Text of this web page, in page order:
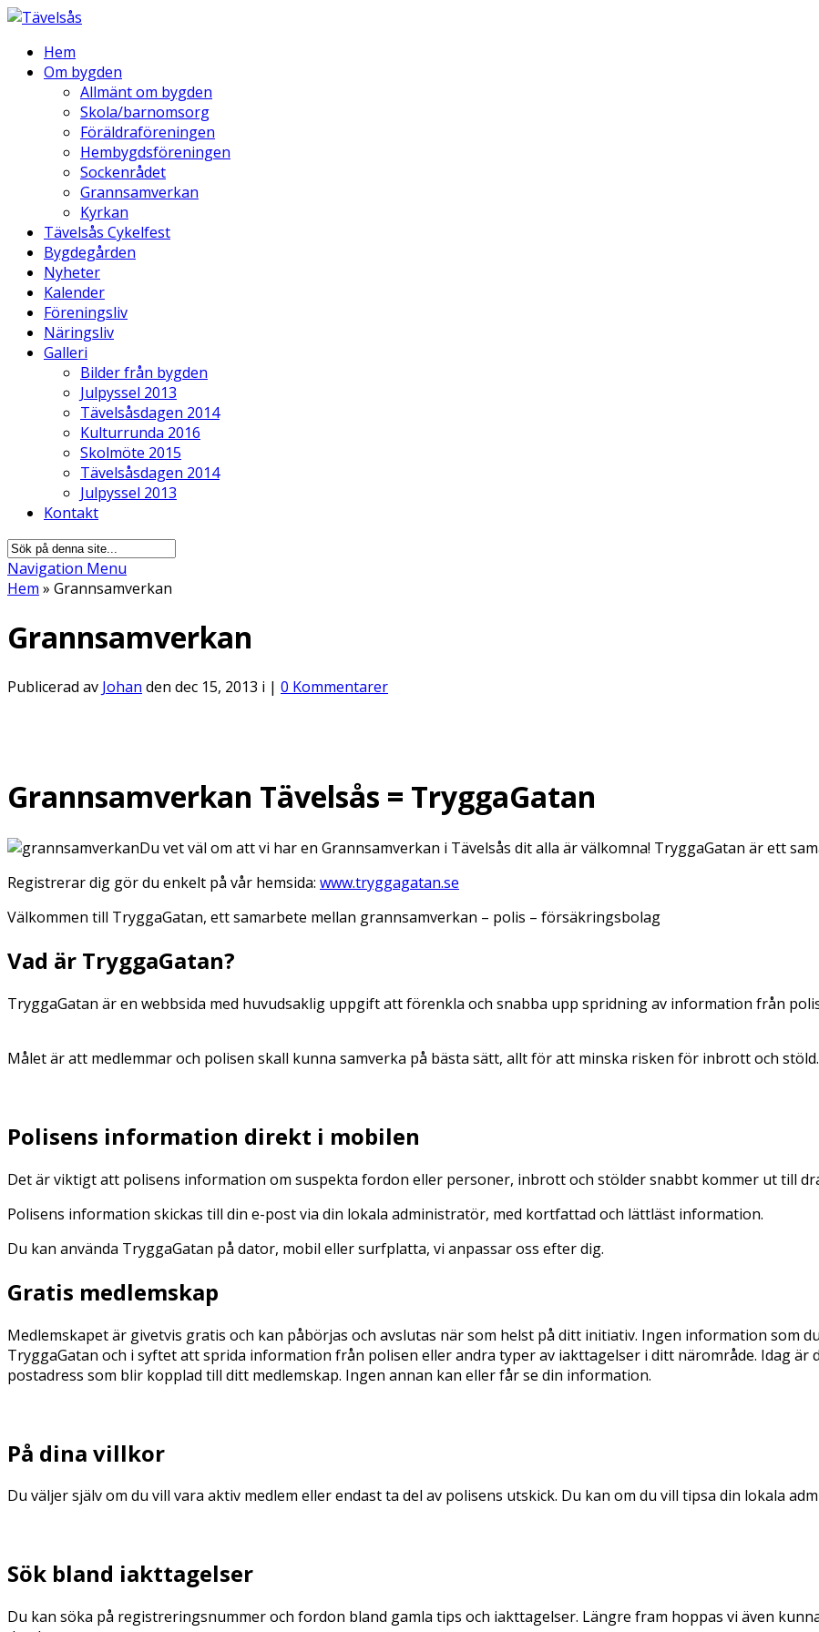
Hem
Om bygden
Allmänt om bygden
Skola/barnomsorg
Föräldraföreningen
Hembygdsföreningen
Sockenrådet
Grannsamverkan
Kyrkan
Tävelsås Cykelfest
Bygdegården
Nyheter
Kalender
Föreningsliv
Näringsliv
Galleri
Bilder från bygden
Julpyssel 2013
Tävelsåsdagen 2014
Kulturrunda 2016
Skolmöte 2015
Tävelsåsdagen 2014
Julpyssel 2013
Kontakt
Navigation Menu
Hem » Grannsamverkan
Grannsamverkan
Publicerad av Johan den dec 15, 2013 i | 0 Kommentarer
Grannsamverkan Tävelsås = TryggaGatan
Du vet väl om att vi har en Grannsamverkan i Tävelsås dit alla är välkomna! TryggaGatan är ett
Registrerar dig gör du enkelt på vår hemsida: www.tryggagatan.se
Välkommen till TryggaGatan, ett samarbete mellan grannsamverkan – polis – försäkringsbolag
Vad är TryggaGatan?
TryggaGatan är en webbsida med huvudsaklig uppgift att förenkla och snabba upp spridning av information från
Målet är att medlemmar och polisen skall kunna samverka på bästa sätt, allt för att minska risken för inbrott och stöld.
Polisens information direkt i mobilen
Det är viktigt att polisens information om suspekta fordon eller personer, inbrott och stölder snabbt kommer ut till
Polisens information skickas till din e-post via din lokala administratör, med kortfattad och lättläst information.
Du kan använda TryggaGatan på dator, mobil eller surfplatta, vi anpassar oss efter dig.
Gratis medlemskap
Medlemskapet är givetvis gratis och kan påbörjas och avslutas när som helst på ditt initiativ. Ingen information som
TryggaGatan och i syftet att sprida information från polisen eller andra typer av iakttagelser i ditt närområde. Idag är
postadress som blir kopplad till ditt medlemskap. Ingen annan kan eller får se din information.
På dina villkor
Du väljer själv om du vill vara aktiv medlem eller endast ta del av polisens utskick. Du kan om du vill tipsa din lokala
Sök bland iakttagelser
Du kan söka på registreringsnummer och fordon bland gamla tips och iakttagelser. Längre fram hoppas vi även